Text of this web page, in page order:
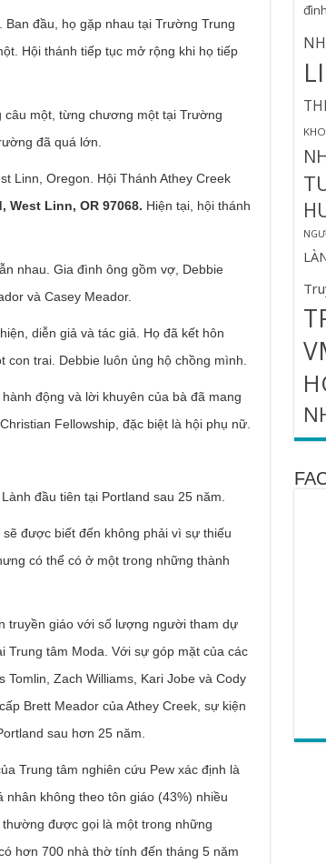
đầu, họ gặp nhau tại Trường Trung
Hội thánh tiếp tục mở rộng khi họ tiếp
một, từng chương một tại Trường
đã quá lớn.
Linn, Oregon. Hội Thánh Athey Creek
West Linn, OR 97068. Hiện tại, hội thánh
nhau. Gia đình ông gồm vợ, Debbie
và Casey Meador.
diễn giả và tác giả. Họ đã kết hôn
trai. Debbie luôn ủng hộ chồng mình.
động và lời khuyên của bà đã mang
Fellowship, đặc biệt là hội phụ nữ.
đầu tiên tại Portland sau 25 năm.
được biết đến không phải vì sự thiếu
có thể có ở một trong những thành
truyền giáo với số lượng người tham dự
tâm Moda. Với sự góp mặt của các
Zach Williams, Kari Jobe và Cody
Brett Meador của Athey Creek, sự kiện
sau hơn 25 năm.
Trung tâm nghiên cứu Pew xác định là
không theo tôn giáo (43%) nhiều
được gọi là một trong những
hơn 700 nhà thờ tính đến tháng 5 năm
đình